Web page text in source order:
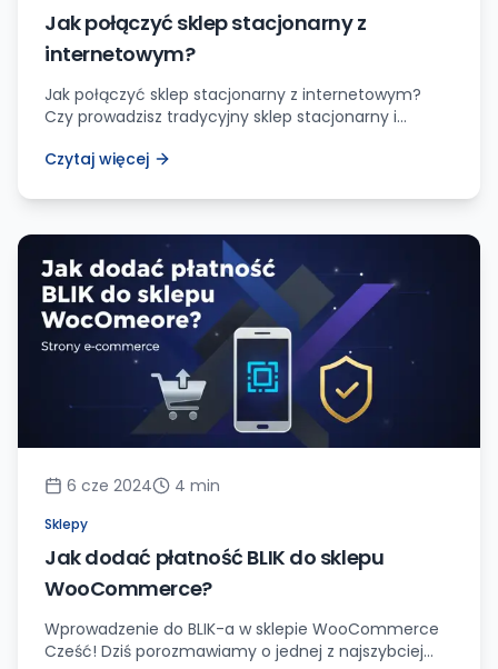
Jak połączyć sklep stacjonarny z
internetowym?
Jak połączyć sklep stacjonarny z internetowym?
Czy prowadzisz tradycyjny sklep stacjonarny i
świata online? A może masz już sklep internetowy i
sprzedaży? Połączenie tych dwóch kanałów
biznesu. Jako właściciel sklepu wiem, jak ważna jest
[…]
Czytaj więcej
6 cze 2024 4 min
Sklepy
Jak dodać płatność BLIK do sklepu
WooCommerce?
Wprowadzenie do BLIK-a w sklepie WooCommerce
Cześć! Dziś porozmawiamy o jednej z najszybciej